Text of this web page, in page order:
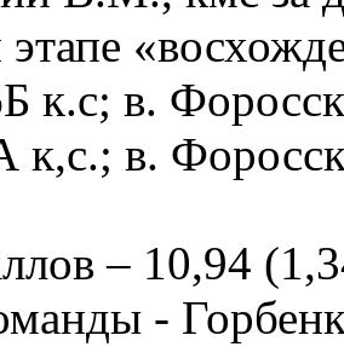
этапе
к.с; в.
к,с.; в.
– 10,94
-